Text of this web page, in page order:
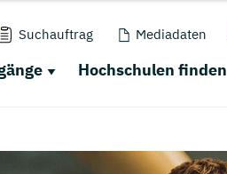
Suchauftrag Mediadaten
Hochschulen finden